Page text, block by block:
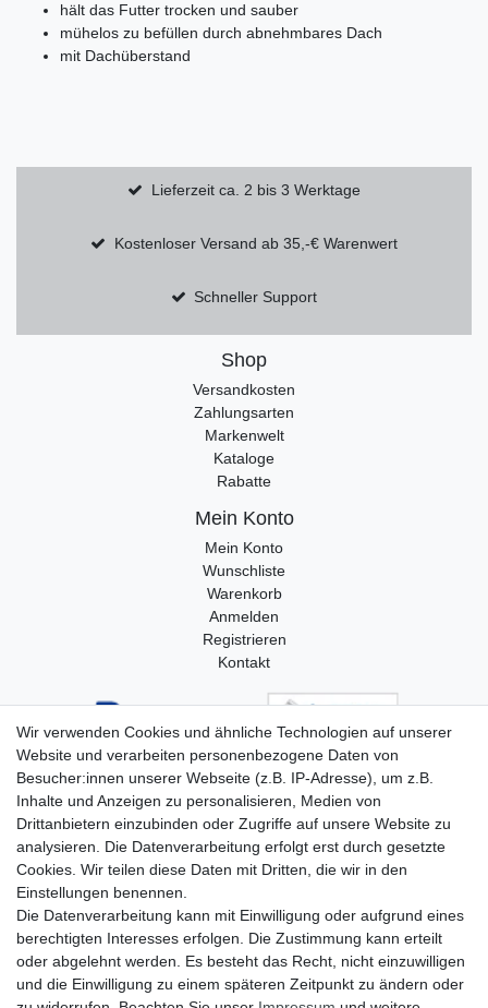
hält das Futter trocken und sauber
mühelos zu befüllen durch abnehmbares Dach
mit Dachüberstand
Lieferzeit ca. 2 bis 3 Werktage
Kostenloser Versand ab 35,-€ Warenwert
Schneller Support
Shop
Versandkosten
Zahlungsarten
Markenwelt
Kataloge
Rabatte
Mein Konto
Mein Konto
Wunschliste
Warenkorb
Anmelden
Registrieren
Kontakt
Wir verwenden Cookies und ähnliche Technologien auf unserer
Website und verarbeiten personenbezogene Daten von
Besucher:innen unserer Webseite (z.B. IP-Adresse), um z.B.
Inhalte und Anzeigen zu personalisieren, Medien von
Drittanbietern einzubinden oder Zugriffe auf unsere Website zu
analysieren. Die Datenverarbeitung erfolgt erst durch gesetzte
Cookies. Wir teilen diese Daten mit Dritten, die wir in den
Einstellungen benennen.
Die Datenverarbeitung kann mit Einwilligung oder aufgrund eines
berechtigten Interesses erfolgen. Die Zustimmung kann erteilt
oder abgelehnt werden. Es besteht das Recht, nicht einzuwilligen
und die Einwilligung zu einem späteren Zeitpunkt zu ändern oder